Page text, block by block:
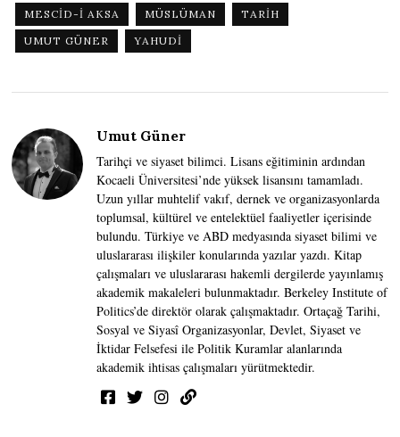
MESCID-I AKSA
MÜSLÜMAN
TARIH
UMUT GÜNER
YAHUDI
Umut Güner
Tarihçi ve siyaset bilimci. Lisans eğitiminin ardından
Kocaeli Üniversitesi’nde yüksek lisansını tamamladı.
Uzun yıllar muhtelif vakıf, dernek ve organizasyonlarda
toplumsal, kültürel ve entelektüel faaliyetler içerisinde
bulundu. Türkiye ve ABD medyasında siyaset bilimi ve
uluslararası ilişkiler konularında yazılar yazdı. Kitap
çalışmaları ve uluslararası hakemli dergilerde yayınlamış
akademik makaleleri bulunmaktadır. Berkeley Institute of
Politics’de direktör olarak çalışmaktadır. Ortaçağ Tarihi,
Sosyal ve Siyasî Organizasyonlar, Devlet, Siyaset ve
İktidar Felsefesi ile Politik Kuramlar alanlarında
akademik ihtisas çalışmaları yürütmektedir.